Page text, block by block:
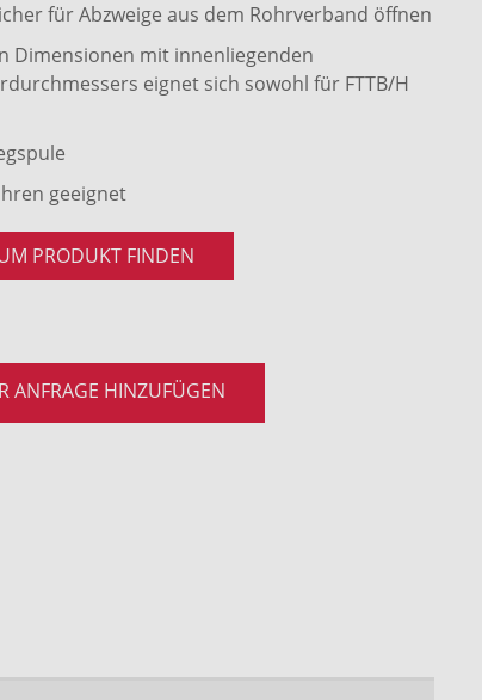
für Abzweige aus dem Rohrverband öffnen
Dimensionen mit innenliegenden
eignet sich sowohl für FTTB/H
geeignet
PRODUKT FINDEN
ANFRAGE HINZUFÜGEN